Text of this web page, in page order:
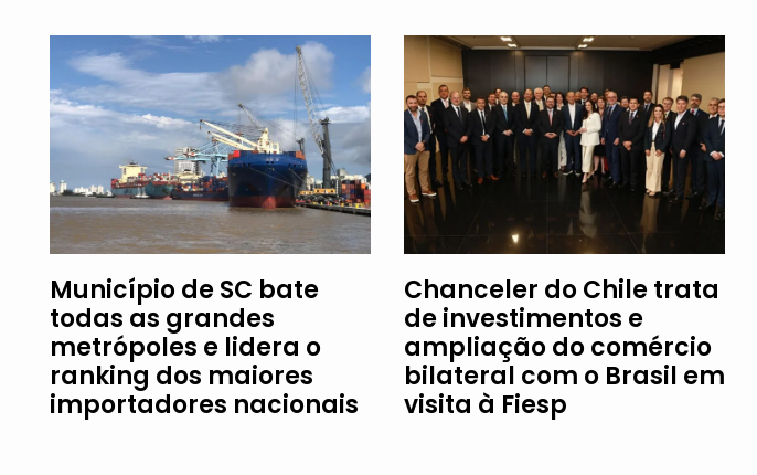
Município de SC bate
todas as grandes
metrópoles e lidera o
ranking dos maiores
importadores nacionais
Chanceler do Chile trata
de investimentos e
ampliação do comércio
bilateral com o Brasil em
visita à Fiesp